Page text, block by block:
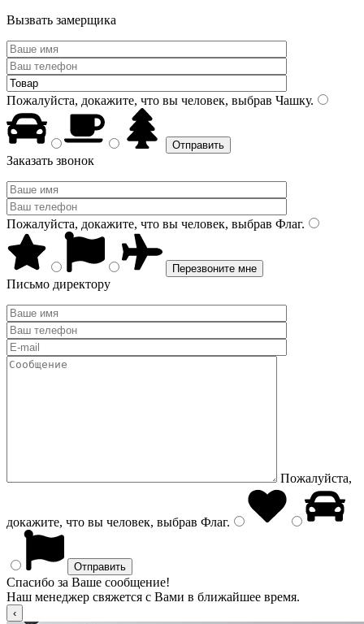
Вызвать замерщика
Пожалуйста, докажите, что вы человек, выбрав Чашку.
Заказать звонок
Пожалуйста, докажите, что вы человек, выбрав Флаг.
Письмо директору
Пожалуйста,
докажите, что вы человек, выбрав Флаг.
Спасибо за Ваше сообщение!
Наш менеджер свяжется с Вами в ближайшее время.